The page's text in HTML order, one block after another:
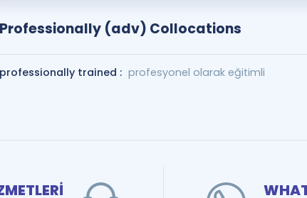
Professionally (adv) Collocations
professionally trained : profesyonel olarak eğitimli